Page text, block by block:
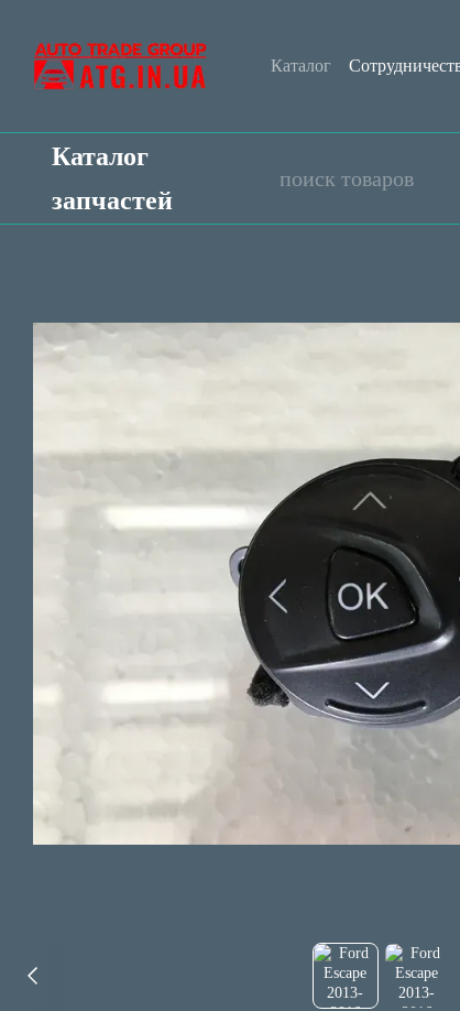
Каталог
Каталог
запчастей